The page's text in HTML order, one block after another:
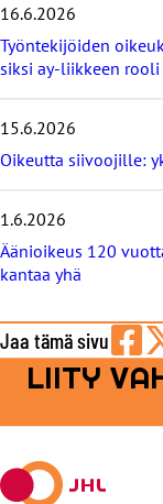
t
b
o
g
i
16.6.2026
Työntekijöiden
siksi ay-liikkeen
15.6.2026
Oikeutta siivoojille:
1.6.2026
Äänioikeus 120
kantaa yhä
Jaa tämä sivu
Jaa
LIITY